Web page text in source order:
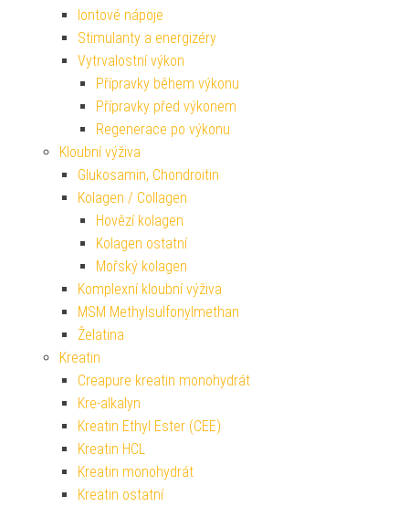
Iontové nápoje
Stimulanty a energizéry
Vytrvalostní výkon
Přípravky během výkonu
Přípravky před výkonem
Regenerace po výkonu
Kloubní výživa
Glukosamin, Chondroitin
Kolagen / Collagen
Hovězí kolagen
Kolagen ostatní
Mořský kolagen
Komplexní kloubní výživa
MSM Methylsulfonylmethan
Želatina
Kreatin
Creapure kreatin monohydrát
Kre-alkalyn
Kreatin Ethyl Ester (CEE)
Kreatin HCL
Kreatin monohydrát
Kreatin ostatní